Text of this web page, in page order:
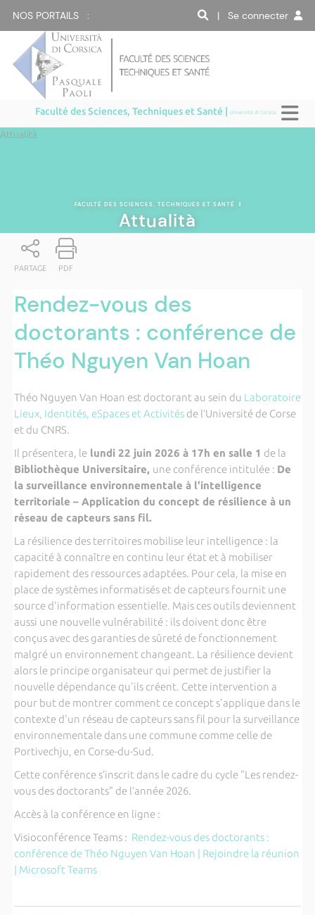
NOS PORTAILS : | Se connecter
Faculté des Sciences, Techniques et Santé |Università di Corsica
Attualità
FACULTÉ DES SCIENCES, TECHNIQUES ET SANTÉ |
Attualità
PARTAGE PDF
Rendez-vous des
doctorants : conférence de
Théo Nguyen Van Hoan
Théo Nguyen Van Hoan est doctorant au sein du Laboratoire
Lieux, Identités, eSpaces et Activitésde l’Université de Corse
et du CNRS.
Il présentera, lelundi 22 juin 2026 à 17h en salle 1 de la
Bibliothèque Universitaire, une conférence intitulée : De
la surveillance environnementale à l'intelligence
territoriale – Application du concept de résilience à un
réseau de capteurs sans fil.
La résilience des territoires mobilise leur intelligence : la
capacité à connaître en continu leur état et à mobiliser
rapidement des ressources adaptées. Pour cela, la mise en
place de systèmes informatisés et de capteurs fournit une
source d'information essentielle. Mais ces outils deviennent
aussi une nouvelle vulnérabilité : ils doivent donc être
conçus avec des garanties de sûreté de fonctionnement
malgré un environnement changeant. La résilience devient
alors le principe organisateur qui permet de justifier la
nouvelle dépendance qu'ils créent. Cette intervention a
pour but de montrer comment ce concept s'applique dans le
contexte d'un réseau de capteurs sans fil pour la surveillance
environnementale dans une commune comme celle de
Portivechju, en Corse-du-Sud.
Cette conférence s’inscrit dans le cadre du cycle "Les rendez-
vous des doctorants" de l’année 2026.
Accès à la conférence en ligne :
Visioconférence Teams : Rendez-vous des doctorants :
conférence de Théo Nguyen Van Hoan | Rejoindre la réunion
| Microsoft Teams